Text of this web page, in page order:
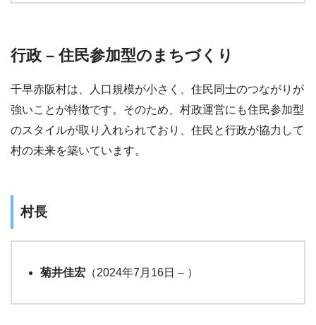
行政 – 住民参加型のまちづくり
千早赤阪村は、人口規模が小さく、住民同士のつながりが
強いことが特徴です。そのため、村政運営にも住民参加型
のスタイルが取り入れられており、住民と行政が協力して
村の未来を築いています。
村長
菊井佳宏 （2024年7月16日 – ）